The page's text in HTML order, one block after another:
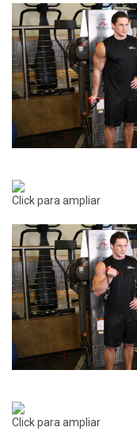
Click para ampliar
Click para ampliar